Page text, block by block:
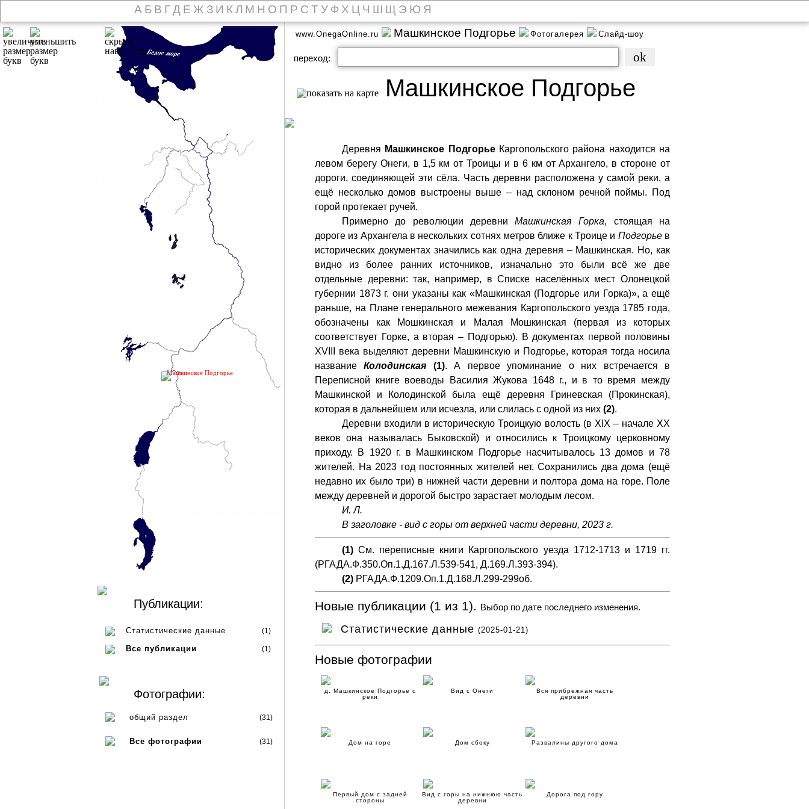
А Б В ГД Е Ж З И К Л М Н О П Р С Т У Ф Х Ц Ч Ш Щ Э Ю Я
Машкинское Подгорье
Публикации:
Статистические данные (1)
Все публикации (1)
Фотографии:
общий раздел (31)
Все фотографии (31)
www.OnegaOnline.ru Машкинское Подгорье Фотогалерея Слайд-шоу
переход:
Машкинское Подгорье
Деревня Машкинское ПодгорьеКаргопольского района находится на
левом берегу Онеги, в 1,5 км от Троицы и в 6 км от Архангело, в стороне от
дороги, соединяющей эти сёла. Часть деревни расположена у самой реки, а
ещё несколько домов выстроены выше – над склоном речной поймы. Под
горой протекает ручей.
Примерно до революции деревниМашкинская Горка, стоящая на
дороге из Архангела в нескольких сотнях метров ближе к Троице и Подгорьев
исторических документах значились как одна деревня – Машкинская. Но, как
видно из более ранних источников, изначально это были всё же две
отдельные деревни: так, например, в Списке населённых мест Олонецкой
губернии 1873 г. они указаны как «Машкинская (Подгорье или Горка)», а ещё
раньше, на Плане генерального межевания Каргопольского уезда 1785 года,
обозначены как Мошкинская и Малая Мошкинская (первая из которых
соответствует Горке, а вторая – Подгорью). В документах первой половины
XVIII века выделяют деревни Машкинскую и Подгорье, которая тогда носила
названиеКолодинская (1). А первое упоминание о них встречается в
Переписной книге воеводы Василия Жукова 1648 г., и в то время между
Машкинской и Колодинской была ещё деревня Гриневская (Прокинская),
которая в дальнейшем или исчезла, или слилась с одной из них (2).
Деревни входили в историческую Троицкую волость (в XIX – начале XX
веков она называлась Быковской) и относились к Троицкому церковному
приходу. В 1920 г. в Машкинском Подгорье насчитывалось 13 домов и 78
жителей. На 2023 год постоянных жителей нет. Сохранились два дома (ещё
недавно их было три) в нижней части деревни и полтора дома на горе. Поле
между деревней и дорогой быстро зарастает молодым лесом.
И. Л.
В заголовке - вид с горы от верхней части деревни, 2023 г.
(1) См. переписные книги Каргопольского уезда 1712-1713 и 1719 гг.
(РГАДА.Ф.350.Оп.1.Д.167.Л.539-541, Д.169.Л.393-394).
(2) РГАДА.Ф.1209.Оп.1.Д.168.Л.299-299об.
Новые публикации (1 из 1). Выбор по дате последнего изменения.
Статистические данные (2025-01-21)
Новые фотографии
д. Машкинское Подгорье с
реки
Вид с Онеги
Вся прибрежная часть
деревни
Дом на горе Дом сбоку Развалины другого дома
Первый дом с задней
стороны
Вид с горы на нижнюю часть
деревни
Дорога под гору